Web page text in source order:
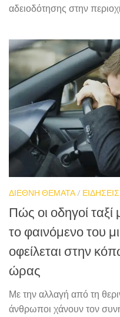
αδειοδότησης στην
ΔΙΕΘΝΗ ΘΕΜΑΤΑ/ ΕΙΔΗΣΕΙΣ
Πώς οι οδηγοί
το φαινόμενο του
οφείλεται στην
ώρας
Με την αλλαγή από τη
άνθρωποι χάνουν τον